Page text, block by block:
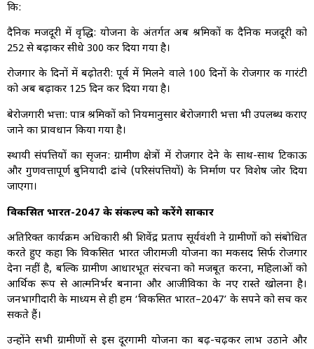
कि:
दैनिक मजदूरी में वृद्धि: योजना के अंतर्गत अब श्रमिकों की दैनिक मजदूरी को
₹252 से बढ़ाकर सीधे ₹300 कर दिया गया है।
रोजगार के दिनों में बढ़ोतरी: पूर्व में मिलने वाले 100 दिनों के रोजगार की गारंटी
को अब बढ़ाकर 125 दिन कर दिया गया है।
बेरोजगारी भत्ता: पात्र श्रमिकों को नियमानुसार बेरोजगारी भत्ता भी उपलब्ध कराए
जाने का प्रावधान किया गया है।
स्थायी संपत्तियों का सृजन: ग्रामीण क्षेत्रों में रोजगार देने के साथ-साथ टिकाऊ
और गुणवत्तापूर्ण बुनियादी ढांचे (परिसंपत्तियों) के निर्माण पर विशेष जोर दिया
जाएगा।
विकसित भारत-2047 के संकल्प को करेंगे साकार
अतिरिक्त कार्यक्रम अधिकारी श्री शिवेंद्र प्रताप सूर्यवंशी ने ग्रामीणों को संबोधित
करते हुए कहा कि विकसित भारत जीरामजी योजना का मकसद सिर्फ रोजगार
देना नहीं है, बल्कि ग्रामीण आधारभूत संरचना को मजबूत करना, महिलाओं को
आर्थिक रूप से आत्मनिर्भर बनाना और आजीविका के नए रास्ते खोलना है।
जनभागीदारी के माध्यम से ही हम ‘विकसित भारत–2047’ के सपने को सच कर
सकते हैं।
उन्होंने सभी ग्रामीणों से इस दूरगामी योजना का बढ़-चढ़कर लाभ उठाने और